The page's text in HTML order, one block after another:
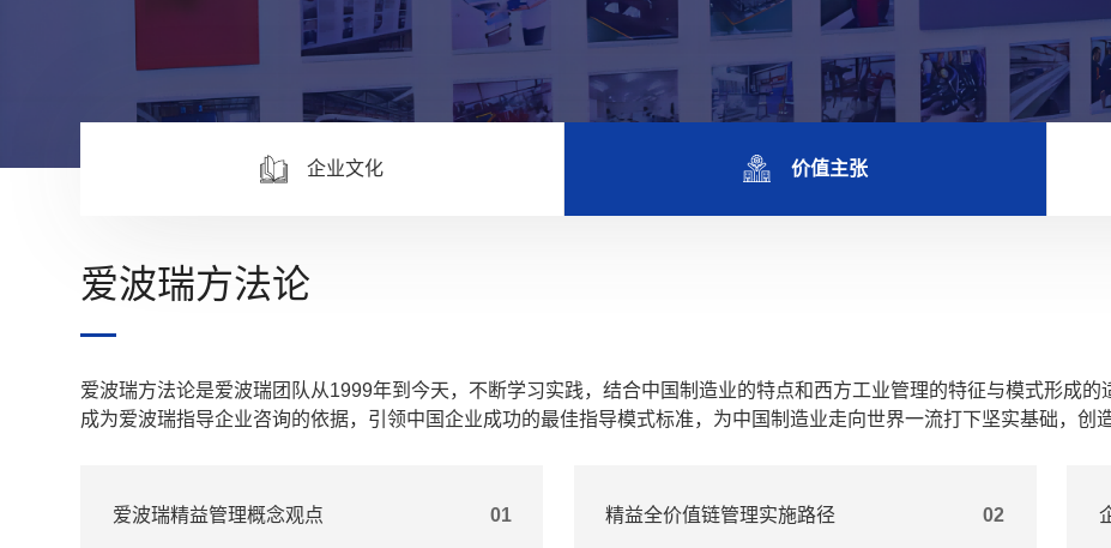
企业文化 价值主张
爱波瑞方法论
爱波瑞方法论是爱波瑞团队从1999年到今天，不断学习实践，结合中国制造业的特点和西方工业管理的特征与模式形成
成为爱波瑞指导企业咨询的依据，引领中国企业成功的最佳指导模式标准，为中国制造业走向世界一流打下坚实基础，创
爱波瑞精益管理概念观点 01 精益全价值链管理实施路径 02